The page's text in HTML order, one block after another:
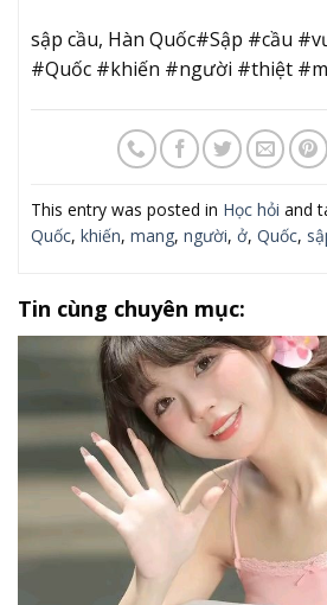
sập cầu, Hàn Quốc#Sập #cầu
#Quốc #khiến #người #thiệt
This entry was posted in Học hỏi and
Quốc, khiến, mang, người, ở, Quốc,
Tin cùng chuyên mục: